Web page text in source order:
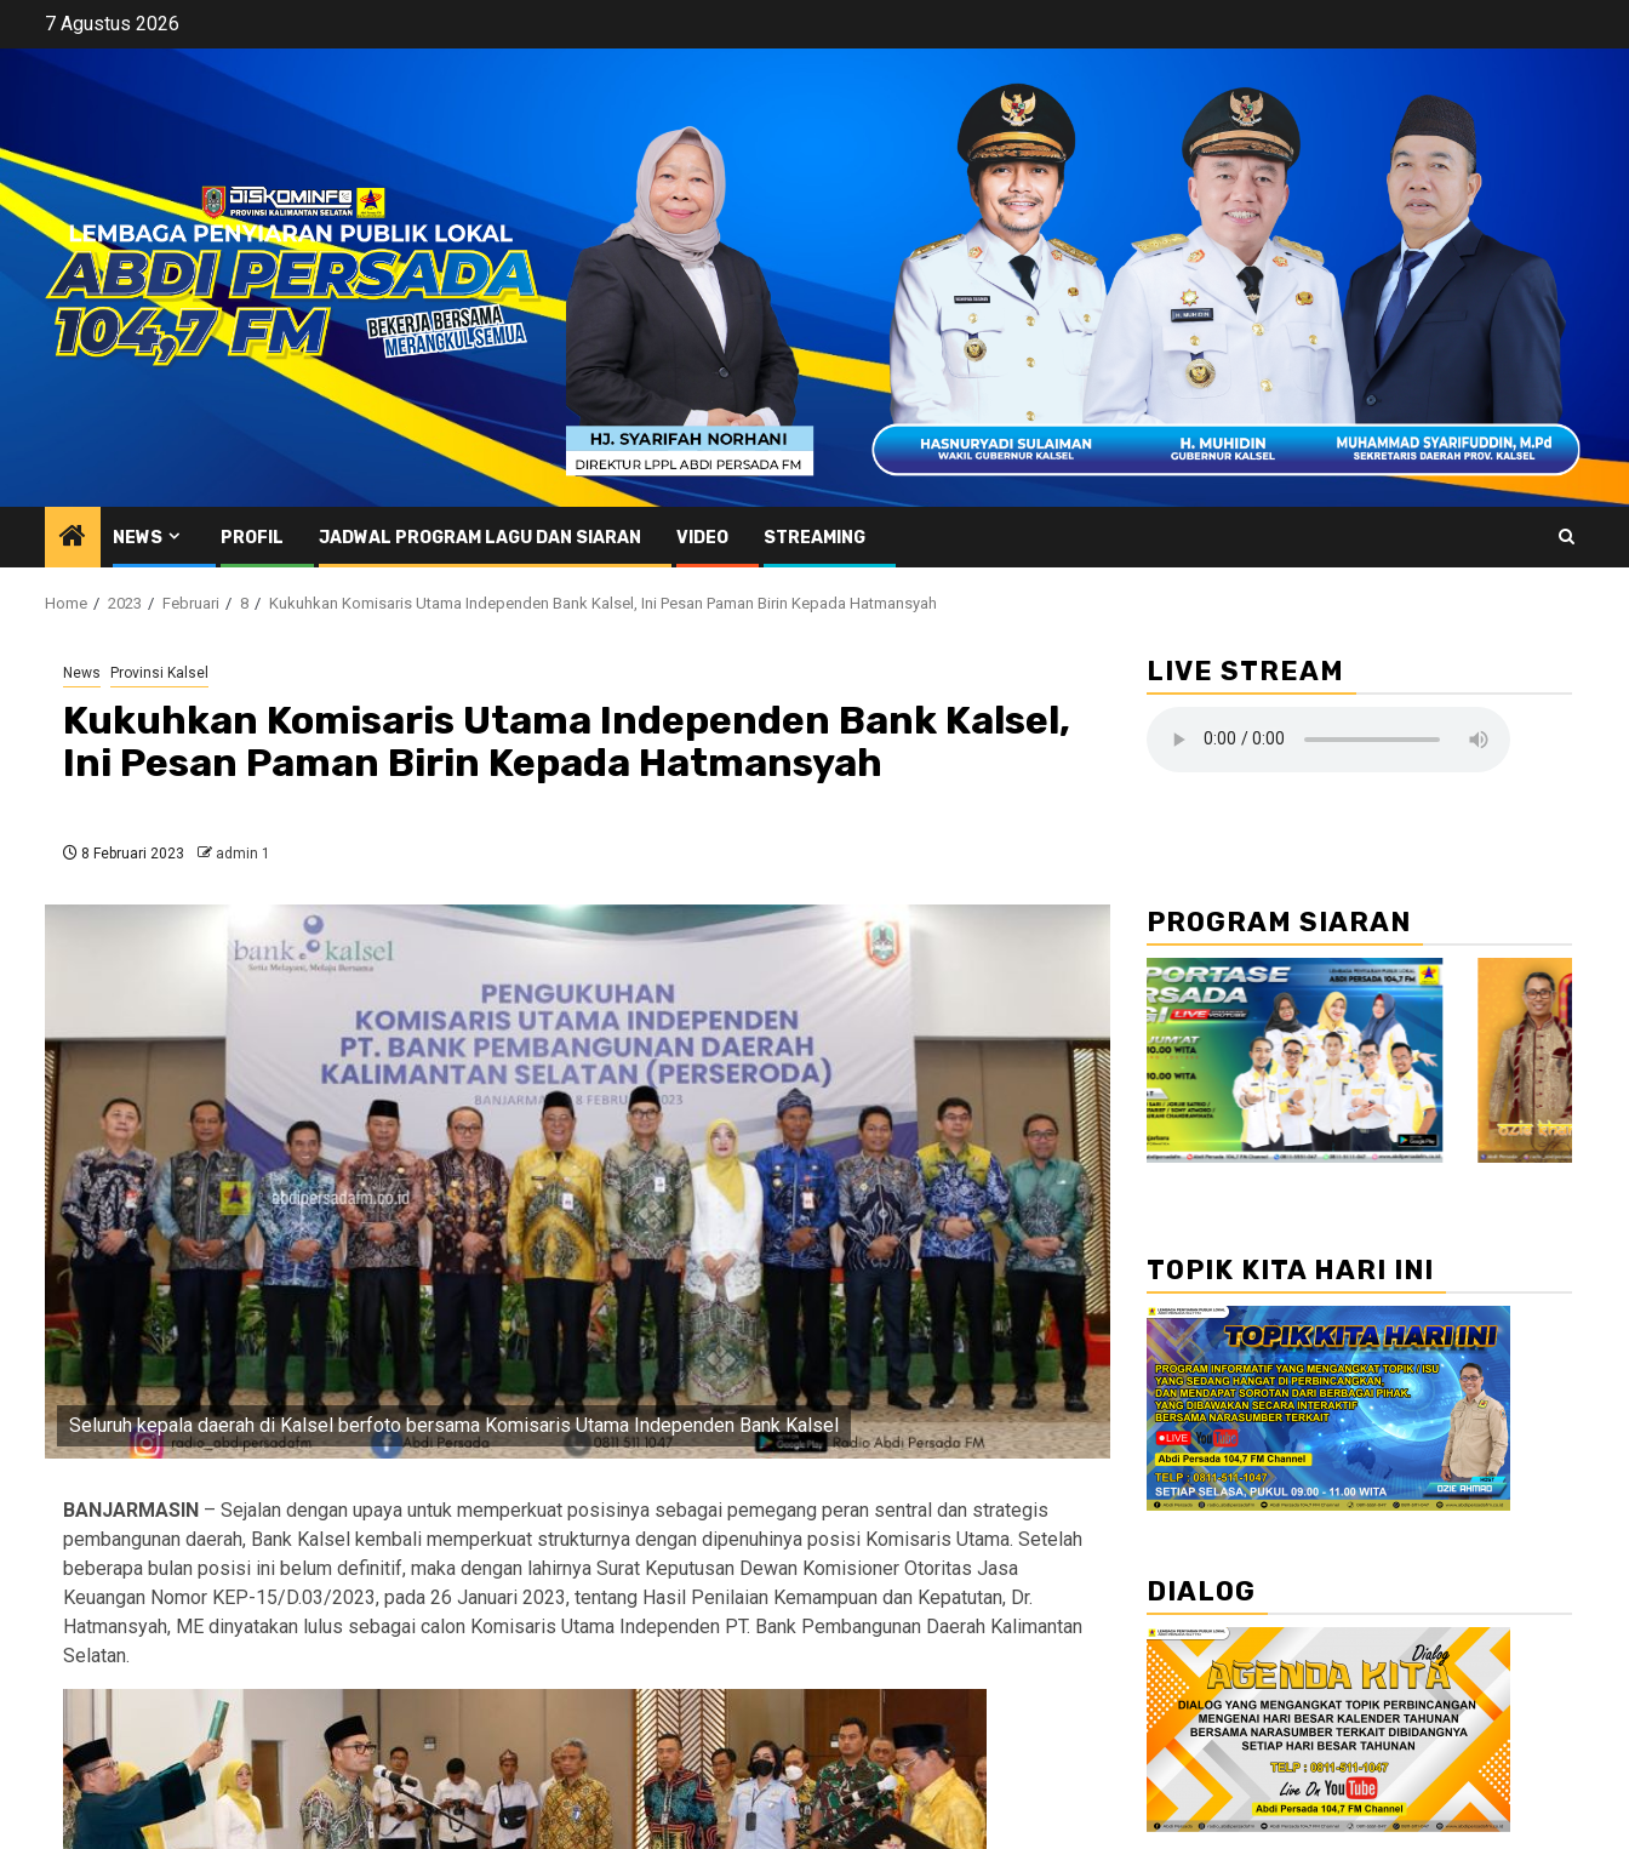
content
7 Agustus 2026
NEWS PROFIL JADWAL PROGRAM LAGU DAN SIARAN VIDEO STREAMING
Home 2023 Februari 8 Kukuhkan Komisaris Utama Independen Bank Kalsel, Ini Pesan Paman Birin Kepada Hatmansyah
News Provinsi Kalsel
Kukuhkan Komisaris Utama Independen Bank Kalsel,
Ini Pesan Paman Birin Kepada Hatmansyah
8 Februari 2023 admin 1
Seluruh kepala daerah di Kalsel berfoto bersama Komisaris Utama Independen Bank Kalsel
BANJARMASIN – Sejalan dengan upaya untuk memperkuat posisinya sebagai pemegang peran sentral dan strategis
pembangunan daerah, Bank Kalsel kembali memperkuat strukturnya dengan dipenuhinya posisi Komisaris Utama. Setelah
beberapa bulan posisi ini belum definitif, maka dengan lahirnya Surat Keputusan Dewan Komisioner Otoritas Jasa
Keuangan Nomor KEP-15/D.03/2023, pada 26 Januari 2023, tentang Hasil Penilaian Kemampuan dan Kepatutan, Dr.
Hatmansyah, ME dinyatakan lulus sebagai calon Komisaris Utama Independen PT. Bank Pembangunan Daerah Kalimantan
Selatan.
LIVE STREAM
PROGRAM SIARAN
//1 //2
TOPIK KITA HARI INI
DIALOG